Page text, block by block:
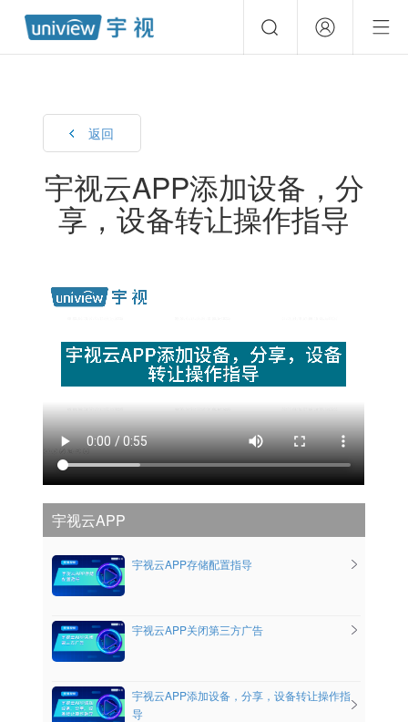
返回
宇视云APP添加设备，分
享，设备转让操作指导
宇视云APP
宇视云APP存储配置指导
宇视云APP关闭第三方广告
宇视云APP添加设备，分享，设备转让操作指
导